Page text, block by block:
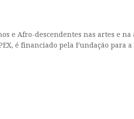
e Afro-descendentes nas artes e
é financiado pela Fundação para a